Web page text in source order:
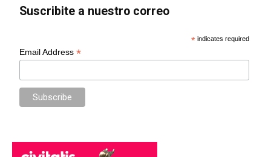
Suscribite a nuestro correo
* indicates required
Email Address*